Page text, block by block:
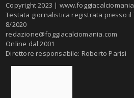
Copyright 2023 |
Testata giornalistica registrata presso il
8/2020
redazione@foggiacalciomania.com
Online dal 2001
Direttore responsabile: Roberto Parisi